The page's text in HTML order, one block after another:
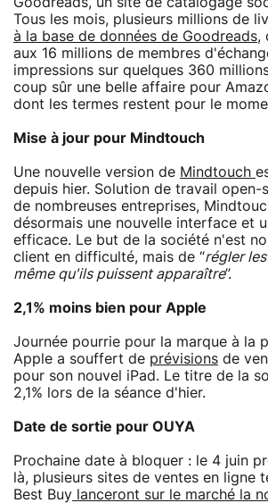
Tous les mois, plusieurs millions de
à la base de données de Goodreads,
aux 16 millions de membres
impressions sur quelques 360
coup sûr une belle affaire pour
dont les termes restent pour le
Mise à jour pour Mindtouch
Une nouvelle version de Mindtouch
depuis hier. Solution de travail open-
de nombreuses entreprises,
désormais une nouvelle interface et
efficace. Le but de la société n'est
client en difficulté, mais de “régler
même qu'ils puissent apparaître”.
2,1% moins bien pour Apple
Journée pourrie pour la marque à la
Apple a souffert de prévisions de
pour son nouvel iPad. Le titre de la
2,1% lors de la séance d'hier.
Date de sortie pour OUYA
Prochaine date à bloquer : le 4 juin
là, plusieurs sites de ventes en ligne
Best Buy lanceront sur le marché la